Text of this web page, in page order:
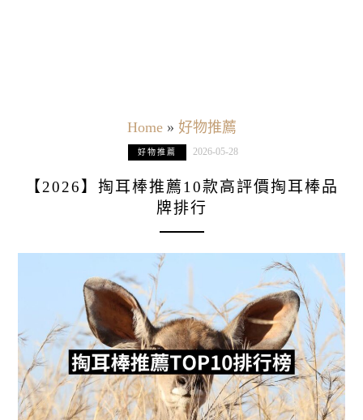
Home» 好物推薦
好物推薦 2026-05-28
【2026】掏耳棒推薦10款高評價掏耳棒品
牌排行